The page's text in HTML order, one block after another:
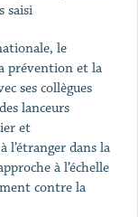
saisi
le
prévention et la
ses collègues
lanceurs
et
l’étranger dans la
à l’échelle
contre la